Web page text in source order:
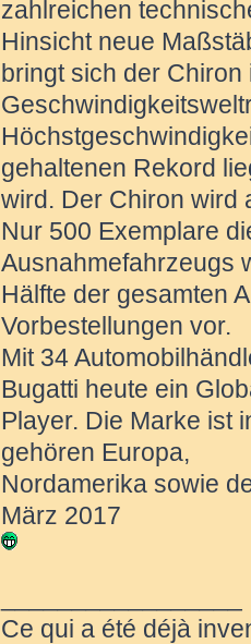
zahlreichen
Hinsicht neue
bringt sich der
gehaltenen Rekord
wird. Der Chiron wird
Nur 500 Exemplare
Ausnahmefahrzeugs
Hälfte der gesamten
Vorbestellungen vor.
Mit 34
Bugatti heute ein
Player. Die Marke ist
gehören Europa,
Nordamerika sowie
März 2017
Ce qui a été déjà